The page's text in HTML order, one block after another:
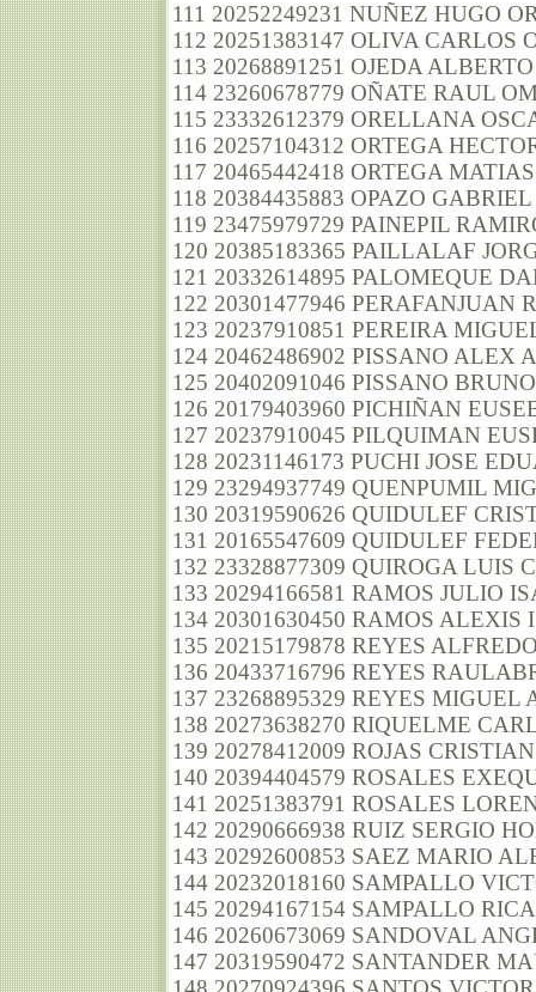
111 20252249231 NUÑEZ HUGO
112 20251383147 OLIVA CARLOS
113 20268891251 OJEDA
114 23260678779 OÑATE RAUL
115 23332612379 ORELLANA
116 20257104312 ORTEGA
117 20465442418 ORTEGA
118 20384435883 OPAZO
119 23475979729 PAINEPIL
120 20385183365 PAILLALAF
121 20332614895 PALOMEQUE
122 20301477946 PERAFANJUAN
123 20237910851 PEREIRA
124 20462486902 PISSANO ALEX
125 20402091046 PISSANO
126 20179403960 PICHIÑAN
127 20237910045 PILQUIMAN
128 20231146173 PUCHI JOSE
129 23294937749 QUENPUMIL
130 20319590626 QUIDULEF
131 20165547609 QUIDULEF
132 23328877309 QUIROGA LUIS
133 20294166581 RAMOS JULIO
134 20301630450 RAMOS ALEXIS
135 20215179878 REYES
136 20433716796 REYES
137 23268895329 REYES MIGUEL
138 20273638270 RIQUELME
139 20278412009 ROJAS
140 20394404579 ROSALES
141 20251383791 ROSALES
142 20290666938 RUIZ SERGIO
143 20292600853 SAEZ MARIO
144 20232018160 SAMPALLO
145 20294167154 SAMPALLO
146 20260673069 SANDOVAL
147 20319590472 SANTANDER